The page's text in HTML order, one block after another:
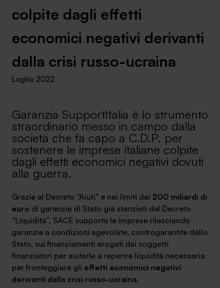
News ed eventi
Ambassador
Contatti
+030.3540104
info@safinance.it
colpite dagli effetti
economici negativi derivanti
dalla crisi russo-ucraina
Luglio 2022
Garanzia SupportItalia è lo strumento
straordinario messo in campo dalla
società che fa capo a C.D.P. per
sostenere le imprese italiane colpite
dagli effetti economici negativi dovuti
alla guerra.
Grazie al Decreto “Aiuti” e nei limiti dei 200 miliardi di
euro di garanzie di Stato già stanziati dal Decreto
“Liquidità”, SACE supporta le imprese rilasciando
garanzie a condizioni agevolate, controgarantite dallo
Stato, sui finanziamenti erogati dai soggetti
finanziatori per aiutarle a reperire liquidità necessaria
per fronteggiare gli effetti economici negativi
derivanti dalla crisi russo-ucraina.